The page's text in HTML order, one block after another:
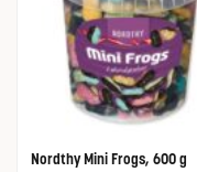
Nordthy Mini Frogs, 600 g